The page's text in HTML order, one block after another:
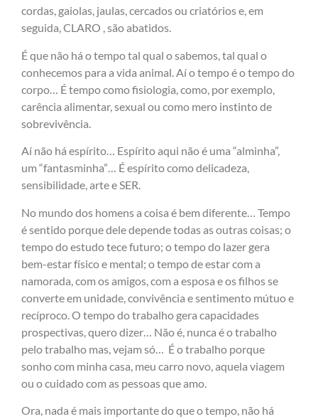
cordas, gaiolas, jaulas, cercados ou criatórios e, em
seguida, CLARO , são abatidos.
É que não há o tempo tal qual o sabemos, tal qual o
conhecemos para a vida animal. Aí o tempo é o tempo do
corpo… É tempo como fisiologia, como, por exemplo,
carência alimentar, sexual ou como mero instinto de
sobrevivência.
Aí não há espírito… Espírito aqui não é uma “alminha”,
um “fantasminha”… É espírito como delicadeza,
sensibilidade, arte e SER.
No mundo dos homens a coisa é bem diferente… Tempo
é sentido porque dele depende todas as outras coisas; o
tempo do estudo tece futuro; o tempo do lazer gera
bem-estar físico e mental; o tempo de estar com a
namorada, com os amigos, com a esposa e os filhos se
converte em unidade, convivência e sentimento mútuo e
recíproco. O tempo do trabalho gera capacidades
prospectivas, quero dizer… Não é, nunca é o trabalho
pelo trabalho mas, vejam só… É o trabalho porque
sonho com minha casa, meu carro novo, aquela viagem
ou o cuidado com as pessoas que amo.
Ora, nada é mais importante do que o tempo, não há